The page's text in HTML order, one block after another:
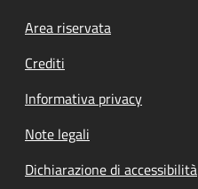
Footer menu
Area riservata
Crediti
Informativa privacy
Note legali
Dichiarazione di accessibilità